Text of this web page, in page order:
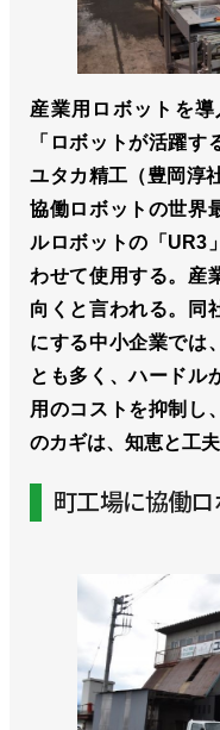
産業用ロボットを
「ロボットが活躍
ユタカ精工（豊岡淳
協働ロボットの世界
ルロボットの「UR3
わせて使用する。産
向くと言われる。同
にする中小企業では
とも多く、ハードル
用のコストを抑制し
のカギは、知恵と工
町工場に協働